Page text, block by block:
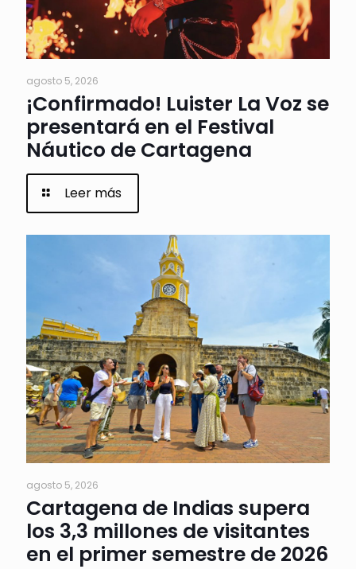
agosto 5, 2026
¡Confirmado! Luister La Voz se
presentará en el Festival
Náutico de Cartagena
Leer más
agosto 5, 2026
Cartagena de Indias supera
los 3,3 millones de visitantes
en el primer semestre de 2026